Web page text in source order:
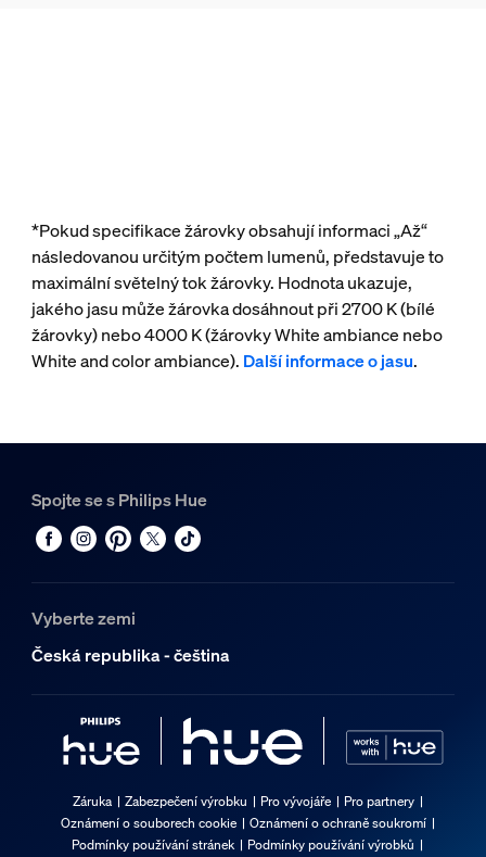
*Pokud specifikace žárovky obsahují informaci „Až“
následovanou určitým počtem lumenů, představuje to
maximální světelný tok žárovky. Hodnota ukazuje,
jakého jasu může žárovka dosáhnout při 2700 K (bílé
žárovky) nebo 4000 K (žárovky White ambiance nebo
White and color ambiance). Další informace o jasu.
Spojte se s Philips Hue
Vyberte zemi
Česká republika - čeština
Záruka Zabezpečení výrobku Pro vývojáře
Pro partnery
Oznámení o souborech cookie
Oznámení o ochraně soukromí
Podmínky používání stránek
Podmínky používání výrobků